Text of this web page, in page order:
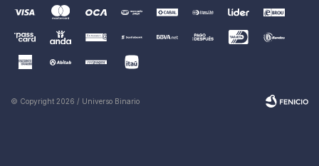
© Copyright 2026 / Universo Binario